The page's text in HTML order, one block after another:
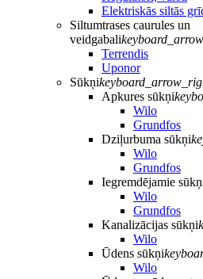
Elektriskās siltās
Siltumtrases caurules un
veidgabali
Terrendis
Uponor
Sūkņi
Apkures sūkņi
Wilo
Grundfos
Dziļurbuma sūkņi
Wilo
Grundfos
Iegremdējamie
Wilo
Grundfos
Kanalizācijas sūkņi
Wilo
Ūdens sūkņi
Wilo